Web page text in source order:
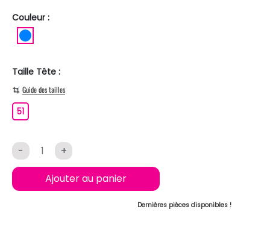
Couleur :
Taille Tête :
Guide des tailles
5151
- +
Ajouter au panier
Dernières pièces disponibles !